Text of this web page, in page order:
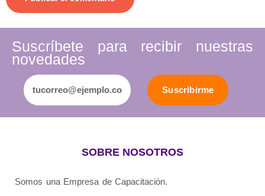
Suscríbete para recibir nuestras
novedades
Suscribirme
SOBRE NOSOTROS
Somos una Empresa de Capacitación.